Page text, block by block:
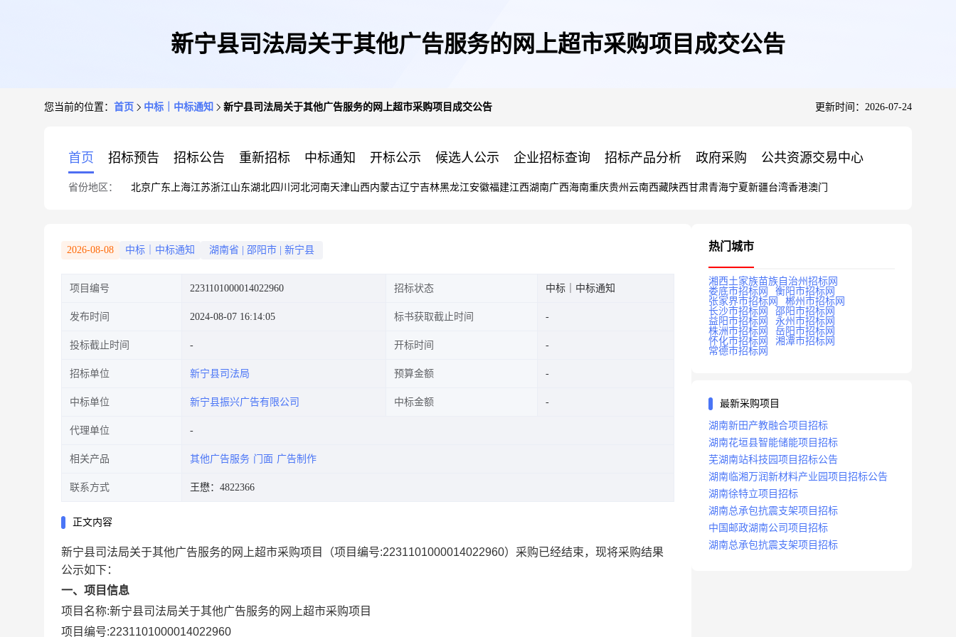
新宁县司法局关于其他广告服务的网上超市采购项目成交公告
您当前的位置： 首页 中标｜中标通知 新宁县司法局关于其他广告服务的网上超市采购项目成交公告 更新时间：2026-07-24
首页 招标预告 招标公告 重新招标 中标通知 开标公示 候选人公示 企业招标查询 招标产品分析 政府采购 公共资源交易中心
省份地区： 北京广东 上海江苏浙江山东湖北四川 河北河南天津山西内蒙古辽宁吉林黑龙江安徽福建江西湖南广西海南重庆贵州 云南西藏陕西甘肃青海宁夏新疆台湾香港澳门
2026-08-08 中标｜中标通知 湖南省 邵阳市 新宁县
项目编号 2231101000014022960 招标状态 中标｜中标通知
发布时间 2024-08-07 16:14:05 标书获取截止时间
投标截止时间 开标时间
招标单位 新宁县司法局 预算金额
中标单位 新宁县振兴广告有限公司 中标金额
代理单位
相关产品 其他广告服务 门面 广告制作
联系方式 王懋：4822366
正文内容
新宁县司法局关于其他广告服务的网上超市采购项目 （项目编号:2231101000014022960）采购已经结束，现将采购结果
公示如下：
一、项目信息
项目名称:新宁县司法局关于其他广告服务的网上超市采购项目
项目编号:2231101000014022960
热门城市
湘西土家族苗族自治州招标网
娄底市招标网
衡阳市招标网
张家界市招标网
郴州市招标网
长沙市招标网
邵阳市招标网
益阳市招标网
永州市招标网
株洲市招标网
岳阳市招标网
怀化市招标网
湘潭市招标网
常德市招标网
最新采购项目
湖南新田产教融合项目招标
湖南花垣县智能储能项目招标
芜湖南站科技园项目招标公告
湖南临湘万润新材料产业园项目招标公告
湖南徐特立项目招标
湖南总承包抗震支架项目招标
中国邮政湖南公司项目招标
湖南总承包抗震支架项目招标